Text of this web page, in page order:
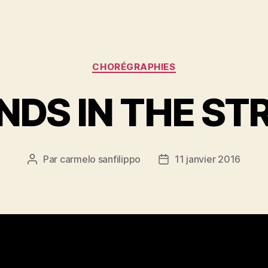
Catégories
CHORÉGRAPHIES
IN THE
Auteur
Par carmelo sanfilippo
Date11 janvier 2016